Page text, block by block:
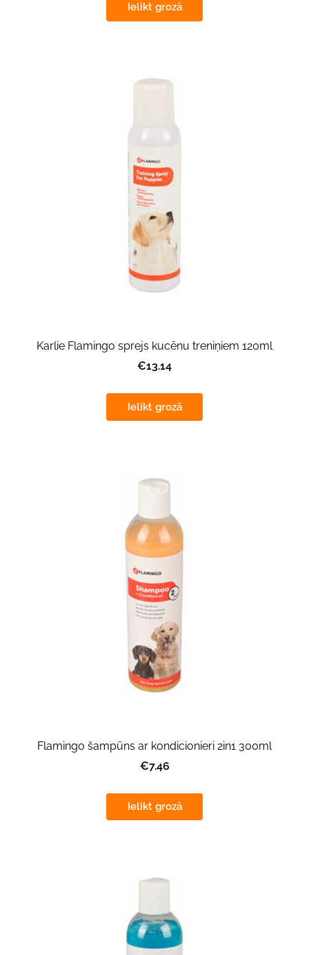
Ielikt grozā
Karlie Flamingo sprejs kucēnu treniņiem 120ml
€13.14
Ielikt grozā
Flamingo šampūns ar kondicionieri 2in1 300ml
€7.46
Ielikt grozā